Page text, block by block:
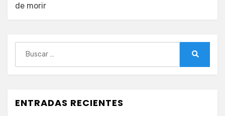
de morir
ENTRADAS RECIENTES